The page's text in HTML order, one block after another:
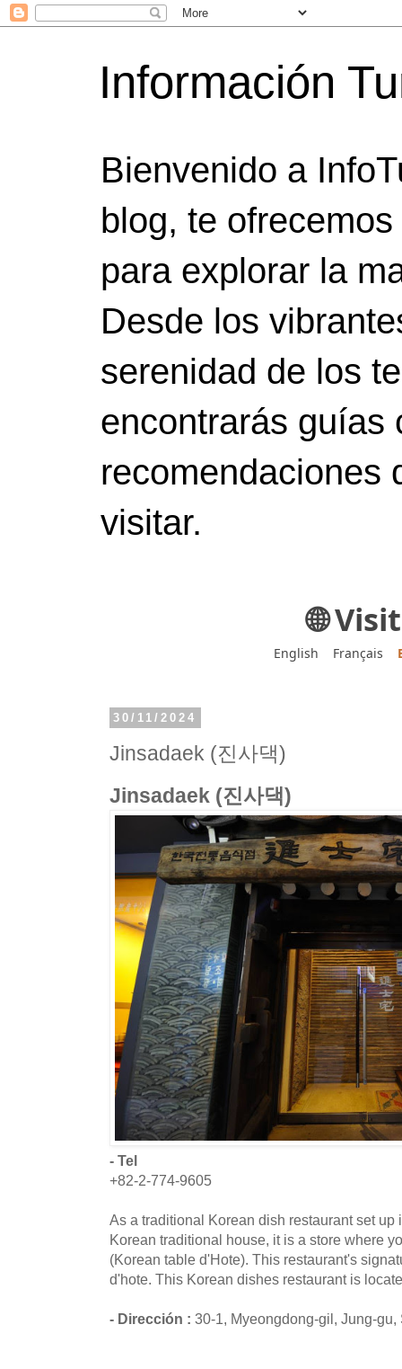
Información
Bienvenido a
blog, te
para explorar la
Desde los
serenidad de los
encontrarás guías
recomendaciones
visitar.
🌐
English Français
30/11/2024
Jinsadaek (진사댁)
Jinsadaek (진사댁)
- Tel
+82-2-774-9605
As a traditional Korean dish restaurant set up
Korean traditional house, it is a store where
(Korean table d'Hote). This restaurant's
d'hote. This Korean dishes restaurant is
- Dirección : 30-1, Myeongdong-gil, Jung-gu,